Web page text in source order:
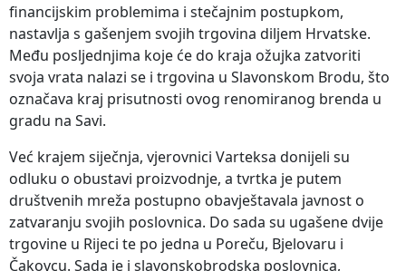
financijskim problemima i stečajnim postupkom,
nastavlja s gašenjem svojih trgovina diljem Hrvatske.
Među posljednjima koje će do kraja ožujka zatvoriti
svoja vrata nalazi se i trgovina u Slavonskom Brodu, što
označava kraj prisutnosti ovog renomiranog brenda u
gradu na Savi.
Već krajem siječnja, vjerovnici Varteksa donijeli su
odluku o obustavi proizvodnje, a tvrtka je putem
društvenih mreža postupno obavještavala javnost o
zatvaranju svojih poslovnica. Do sada su ugašene dvije
trgovine u Rijeci te po jedna u Poreču, Bjelovaru i
Čakovcu. Sada je i slavonskobrodska poslovnica,